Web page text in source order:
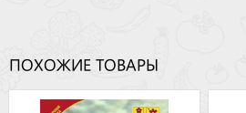
ПОХОЖИЕ ТОВАРЫ